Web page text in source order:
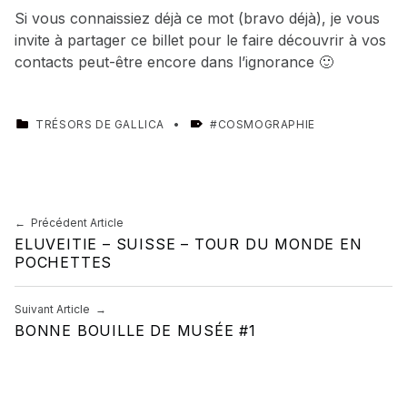
Si vous connaissiez déjà ce mot (bravo déjà), je vous
invite à partager ce billet pour le faire découvrir à vos
contacts peut-être encore dans l’ignorance 🙂
CATEGORIZED IN:
TRÉSORS DE GALLICA TAGGED AS:COSMOGRAPHIE
Navigation de l’article
Précédent Article
ELUVEITIE – SUISSE – TOUR DU MONDE EN
POCHETTES
Suivant Article
BONNE BOUILLE DE MUSÉE #1